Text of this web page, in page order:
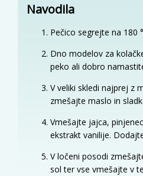
Navodila
Pečico segrejte na 180
Dno modelov za
peko ali dobro
V veliki skledi najprej z
zmešajte maslo in
Vmešajte jajca,
ekstrakt vanilije.
V ločeni posodi
sol ter vse vmešajte v